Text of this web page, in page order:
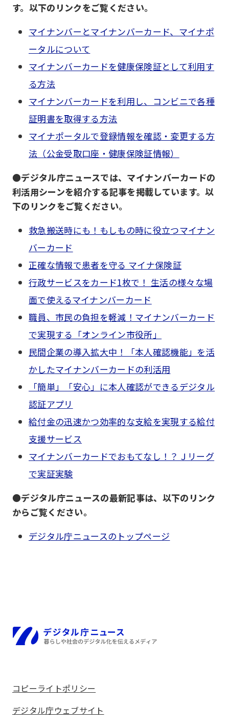
す。以下のリンクをご覧ください。
マイナンバーとマイナンバーカード、マイナポ
ータルについて
マイナンバーカードを健康保険証として利用す
る方法
マイナンバーカードを利用し、コンビニで各種
証明書を取得する方法
マイナポータルで登録情報を確認・変更する方
法（公金受取口座・健康保険証情報）
●デジタル庁ニュースでは、マイナンバーカードの
利活用シーンを紹介する記事を掲載しています。以
下のリンクをご覧ください。
救急搬送時にも！もしもの時に役立つマイナン
バーカード
正確な情報で患者を守る マイナ保険証
行政サービスをカード1枚で！ 生活の様々な場
面で使えるマイナンバーカード
職員、市民の負担を軽減！マイナンバーカード
で実現する「オンライン市役所」
民間企業の導入拡大中！「本人確認機能」を活
かしたマイナンバーカードの利活用
「簡単」「安心」に本人確認ができるデジタル
認証アプリ
給付金の迅速かつ効率的な支給を実現する給付
支援サービス
マイナンバーカードでおもてなし！？Ｊリーグ
で実証実験
●デジタル庁ニュースの最新記事は、以下のリンク
からご覧ください。
デジタル庁ニュースのトップページ
ホーム
コピーライトポリシー
デジタル庁ウェブサイト